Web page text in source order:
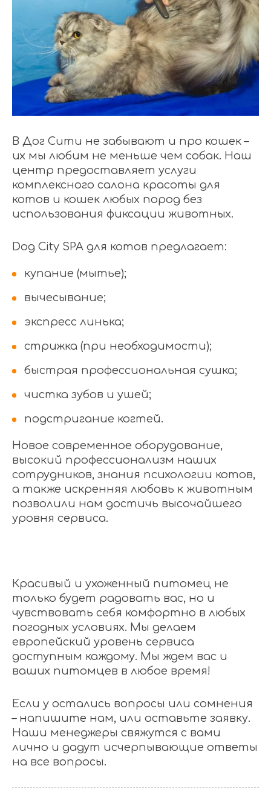
В Дог Сити не забывают и про кошек –
их мы любим не меньше чем собак. Наш
центр предоставляет услуги
комплексного салона красоты для
котов и кошек любых пород без
использования фиксации животных.
Dog City SPA для котов предлагает:
купание (мытье);
вычесывание;
экспресс линька;
стрижка (при необходимости);
быстрая профессиональная сушка;
чистка зубов и ушей;
подстригание когтей.
Новое современное оборудование,
высокий профессионализм наших
сотрудников, знания психологии котов,
а также искренняя любовь к животным
позволили нам достичь высочайшего
уровня сервиса.
Красивый и ухоженный питомец не
только будет радовать вас, но и
чувствовать себя комфортно в любых
погодных условиях. Мы делаем
европейский уровень сервиса
доступным каждому. Мы ждем вас и
ваших питомцев в любое время!
Если у остались вопросы или сомнения
– напишите нам, или оставьте заявку.
Наши менеджеры свяжутся с вами
лично и дадут исчерпывающие ответы
на все вопросы.